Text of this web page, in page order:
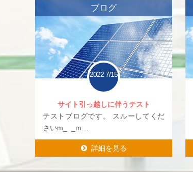
ブログ
2022 7/15
サイト引っ越しに伴うテスト
テストブログです。 スルーしてくだ
さいm_ _m…
詳細を見る